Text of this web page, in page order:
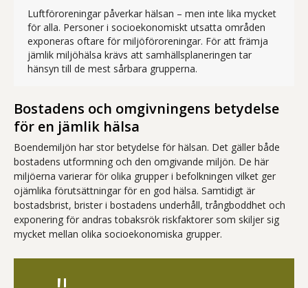
Luftföroreningar påverkar hälsan – men inte lika mycket
för alla. Personer i socioekonomiskt utsatta områden
exponeras oftare för miljöföroreningar. För att främja
jämlik miljöhälsa krävs att samhällsplaneringen tar
hänsyn till de mest sårbara grupperna.
Bostadens och omgivningens betydelse
för en jämlik hälsa
Boendemiljön har stor betydelse för hälsan. Det gäller både
bostadens utformning och den omgivande miljön. De här
miljöerna varierar för olika grupper i befolkningen vilket ger
ojämlika förutsättningar för en god hälsa. Samtidigt är
bostadsbrist, brister i bostadens underhåll, trångboddhet och
exponering för andras tobaksrök riskfaktorer som skiljer sig
mycket mellan olika socioekonomiska grupper.